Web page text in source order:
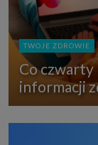
TWOJE ZDROWIE
Co czwarty
informacji